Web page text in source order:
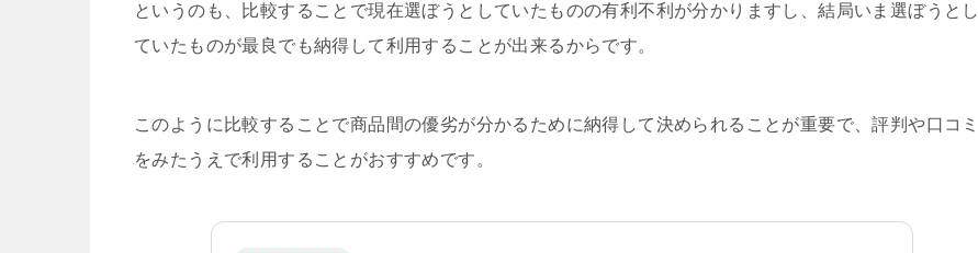
というのも、比較することで現在選ぼうとしていたものの有利不利が分かりますし、結局いま選ぼうとし
ていたものが最良でも納得して利用することが出来るからです。
このように比較することで商品間の優劣が分かるために納得して決められることが重要で、評判や口コミ
をみたうえで利用することがおすすめです。